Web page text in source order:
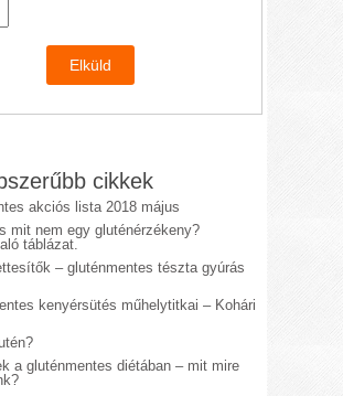
cikkek
akciós lista 2018 május
mit nem egy gluténérzékeny?
táblázat.
– gluténmentes tészta gyúrás
kenyérsütés műhelytitkai – Kohári
a gluténmentes diétában – mit mire